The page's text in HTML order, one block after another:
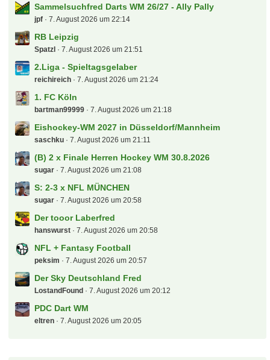
Sammelsuchfred Darts WM 26/27 - Ally Pally
jpf 7. August 2026 um 22:14
RB Leipzig
Spatzl 7. August 2026 um 21:51
2.Liga - Spieltagsgelaber
reichireich 7. August 2026 um 21:24
1. FC Köln
bartman99999 7. August 2026 um 21:18
Eishockey-WM 2027 in Düsseldorf/Mannheim
saschku 7. August 2026 um 21:11
(B) 2 x Finale Herren Hockey WM 30.8.2026
sugar 7. August 2026 um 21:08
S: 2-3 x NFL MÜNCHEN
sugar 7. August 2026 um 20:58
Der tooor Laberfred
hanswurst 7. August 2026 um 20:58
NFL + Fantasy Football
peksim 7. August 2026 um 20:57
Der Sky Deutschland Fred
LostandFound 7. August 2026 um 20:12
PDC Dart WM
eltren 7. August 2026 um 20:05